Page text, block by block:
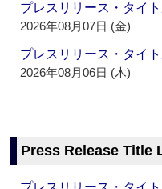
プレスリリース・タイ
2026年08月07日 (金)
プレスリリース・タイ
2026年08月06日 (木)
Press Release Title